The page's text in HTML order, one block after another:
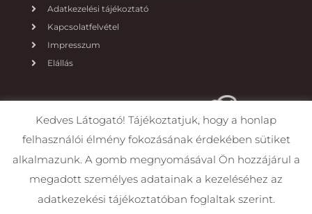
Adatkezelési tájékoztató
Kapcsolatfelvétel
Impresszum
Elállás
Kedves Látogató! Tájékoztatjuk, hogy a honlap
felhasználói élmény fokozásának érdekében sütiket
alkalmazunk. A gomb megnyomásával Ön hozzájárul a
megadott személyes adatainak a kezeléséhez az
adatkezekési tájékoztatóban foglaltak szerint.